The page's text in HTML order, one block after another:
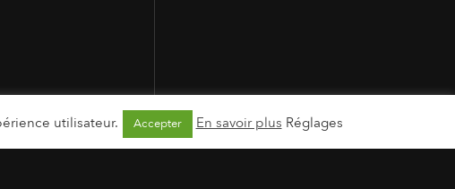
utilisateur. Accepter En savoir plus Réglages